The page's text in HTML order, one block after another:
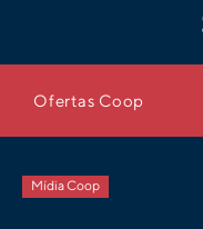
Ofertas Coop
Mídia Coop